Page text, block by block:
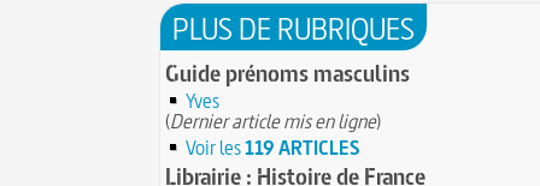
PLUS DE RUBRIQUES
Guide prénoms masculins
Yves
(Dernier article mis en ligne)
Voir les119 ARTICLES
Librairie : Histoire de France